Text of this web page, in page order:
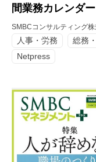
間業務カレンダー
SMBCコンサルティング
人事・労務 総務
Netpress